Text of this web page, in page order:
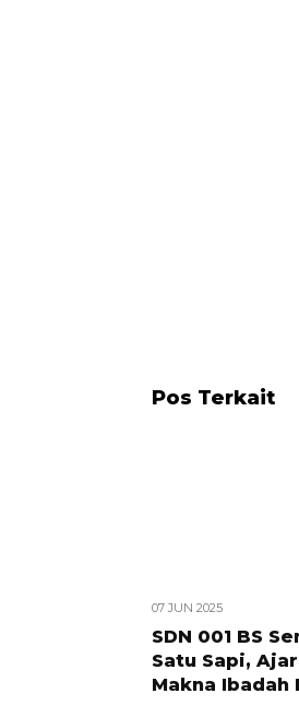
Pos Terkait
07 JUN 2025
SDN 001 BS
Satu Sapi,
Makna Ibadah